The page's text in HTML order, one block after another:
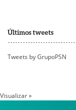
Últimos tweets
Tweets by GrupoPSN
Visualizar »